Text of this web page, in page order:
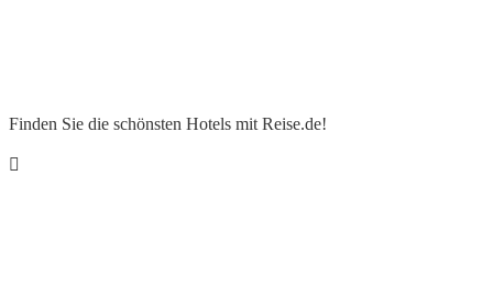
Finden Sie die schönsten Hotels mit Reise.de!